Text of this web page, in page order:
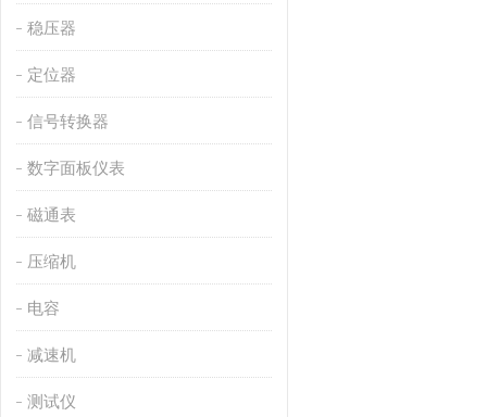
稳压器
定位器
信号转换器
数字面板仪表
磁通表
压缩机
电容
减速机
测试仪